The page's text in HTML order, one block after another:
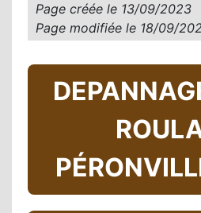
Page créée le 13/09/2023
Page modifiée le 18/09/